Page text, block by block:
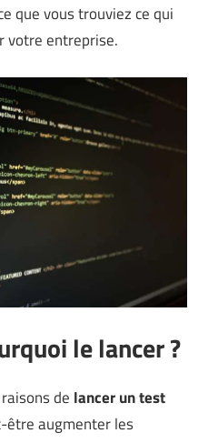
que vous trouviez ce qui
votre entreprise.
le lancer ?
de lancer un test
être augmenter les